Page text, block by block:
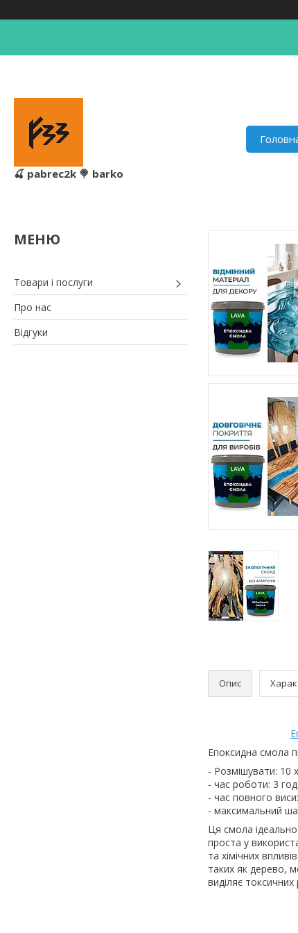
🍒 pabrec2k 🍭 barko
Товари і послуги
Про нас
Відгуки
Опис
Епоксидна смола
- Розмішувати: 10
- час роботи: 3 год
- час повного
- максимальний
Ця смола ідеально
проста у
та хімічних
таких як дерево,
виділяє